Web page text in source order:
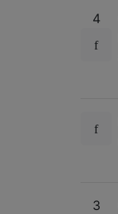
4
3